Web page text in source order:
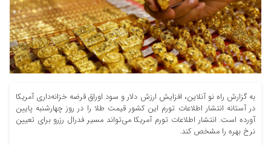
به گزارش راه نو آنلاین، افزایش ارزش دلار و سود اوراق قرضه خزانه‌داری آمریکا
در آستانه انتشار اطلاعات تورم این کشور قیمت طلا را در روز چهارشنبه پایین
آورده است. انتشار اطلاعات تورم آمریکا می‌تواند مسیر فدرال رزرو برای تعیین
نرخ بهره را مشخص کند.